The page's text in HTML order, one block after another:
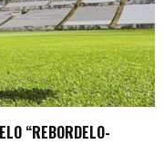
“REBORDELO-